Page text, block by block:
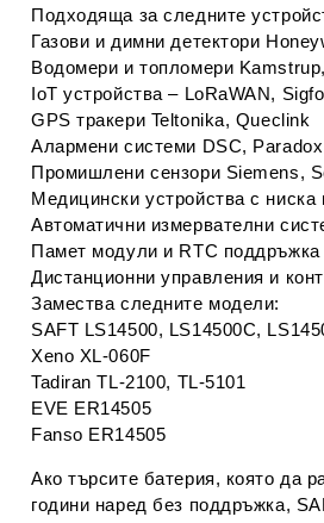
Подходяща за следните
Газови и димни детектори
Водомери и топломери
IoT устройства – LoRaWAN,
GPS тракери Teltonika, Queclink
Алармени системи DSC, Paradox
Промишлени сензори Siemens,
Медицински устройства с ниска
Автоматични измервателни
Памет модули и RTC поддръжка
Дистанционни управления и
Замества следните модели:
SAFT LS14500, LS14500C,
Xeno XL‑060F
Tadiran TL‑2100, TL‑5101
EVE ER14505
Fanso ER14505
Ако търсите батерия, която да
години наред без поддръжка,